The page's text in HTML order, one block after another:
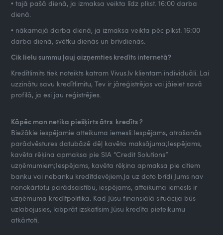
• tajā pašā dienā, ja izmaksa veikta līdz plkst. 16:00 darba
dienā.
• nākamajā darba dienā, ja izmaksa veikta pēc plkst. 16:00
darba dienā, svētku dienās un brīvdienās.
Cik lielu summu ļauj aizņemties kredīts internetā?
Kredītlimits tiek noteikts katram Vivus.lv klientam individuāli. Lai
uzzinātu savu kredītlimitu, Tev ir jāreģistrējas vai jāieiet savā
profilā, ja esi jau reģistrējies.
Kāpēc man netika piešķirts ātrs kredīts ?
Biežākie iespējamie atteikuma iemesli:Iespējams, atrašanās
parādvēstures datubāzē dēļ kavēta maksājuma;Iespējams,
kavēta rēķina apmaksa pie SIA “Credit Solutions”
uzņēmumiem;Iespējams, kavēta rēķina apmaksa pie citiem
banku vai nebanku kredītdevējiem.Ja uz doto brīdi Jums nav
nenokārtotu parādsaistību, iespējams, atteikuma iemesls ir
uzņēmuma kredītpolitika. Kad Jūsu finansiālā situācija būs
uzlabojusies, labprāt izskatīsim Jūsu kredīta pieteikumu
atkārtoti.